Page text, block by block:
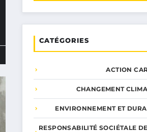
CATÉGORIES
ACTION
CHANGEMENT
ENVIRONNEMENT ET
RESPONSABILITÉ SOCIÉTALE